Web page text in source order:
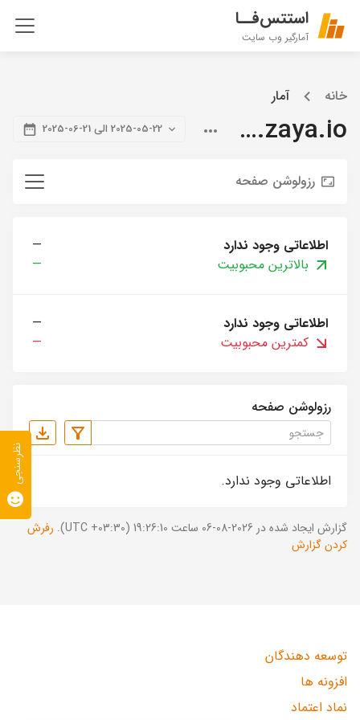
استتس‌فــا
آمارگیر وب سایت
خانه آمار
blog.zaya.io 2025-05-22 الی 21-06-2025
رزولوشن صفحه
اطلاعاتی وجود ندارد
—
بالاترین محبوبیت
—
اطلاعاتی وجود ندارد
—
کمترین محبوبیت
—
رزولوشن صفحه
اطلاعاتی وجود ندارد.
گزارش ایجاد شده در 2026-08-06 ساعت 19:26:10 (UTC +03:30).
رفرش
کردن گزارش
توسعه دهندگان
افزونه ها
نماد اعتماد
نظرسنجی